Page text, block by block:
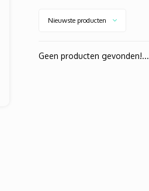
Nieuwste producten
Geen producten gevonden!...